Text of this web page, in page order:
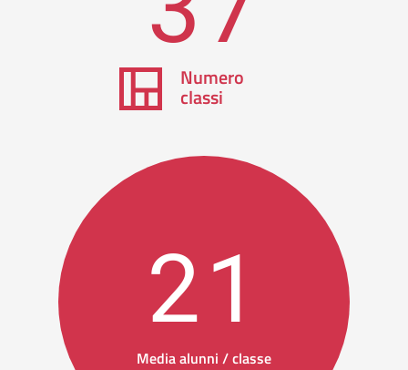
Numero
classi
21
Media alunni / classe